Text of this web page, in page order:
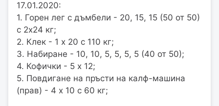
17.01.2020:
1. Горен лег с дъмбели - 20, 15, 15 (50 от 50)
с 2х24 кг;
2. Клек - 1 х 20 с 110 кг;
3. Набиране - 10, 10, 5, 5, 5, 5 (40 от 50);
4. Кофички - 5 х 12;
5. Повдигане на пръсти на калф-машина
(прав) - 4 х 10 с 60 кг;